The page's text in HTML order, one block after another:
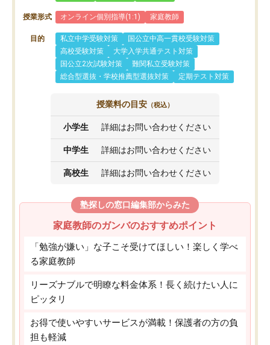
授業形式 オンライン個別指導(1:1) 家庭教師
目的 私立中学受験対策
国公立中高一貫校受験対策
高校受験対策
大学入学共通テスト対策
国公立2次試験対策
難関私立受験対策
総合型選抜・学校推薦型選抜対策
定期テスト対策
授業料の目安 （税込）
小学生 詳細はお問い合わせください
中学生 詳細はお問い合わせください
高校生 詳細はお問い合わせください
塾探しの窓口編集部からみた
家庭教師のガンバのおすすめポイント
「勉強が嫌い」な子こそ受けてほしい！楽しく学べ
る家庭教師
リーズナブルで明瞭な料金体系！長く続けたい人に
ピッタリ
お得で使いやすいサービスが満載！保護者の方の負
担も軽減